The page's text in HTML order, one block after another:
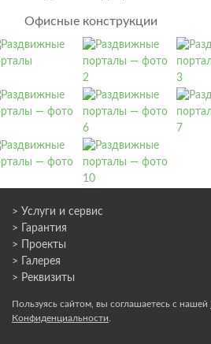
Офисные конструкции
> Услуги и сервис
> Гарантия
> Проекты
> Галерея
> Реквизиты
Пользуясь сайтом, вы соглашаетесь с нашей
Конфиденциальности